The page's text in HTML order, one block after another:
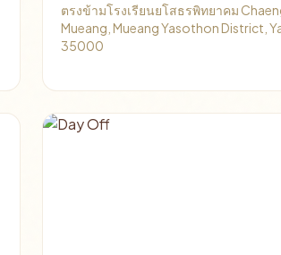
ตรงข้ามโรงเรียนยโสธรพิทยาคม
Mueang, Mueang Yasothon District,
35000